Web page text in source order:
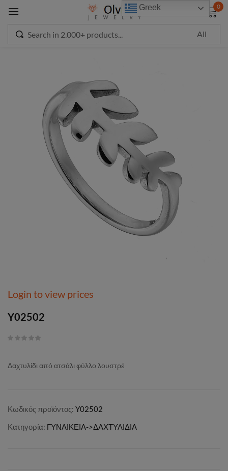
0
Login to view prices
Y02502
Δαχτυλίδι από ατσάλι φύλλο λουστρέ
Κωδικός προϊόντος: Y02502
Κατηγορία: ΓΥΝΑΙΚΕΙΑ->ΔΑΧΤΥΛΙΔΙΑ
Greek
Sign in
Remember me
LOG IN
CREATE AN ACCOUNT
modal-check